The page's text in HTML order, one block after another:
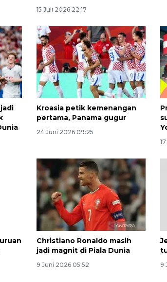
15 Juli 2026 22:17
Kroasia petik kemenangan
pertama, Panama gugur
24 Juni 2026 09:25
Christiano Ronaldo masih
jadi magnit di Piala Dunia
9 Juni 2026 05:52 9
2026
2026-08-06